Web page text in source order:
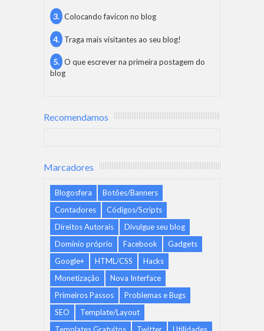
Colocando favicon no blog
Traga mais visitantes ao seu blog!
O que escrever na primeira postagem do
blog
Recomendamos
Marcadores
Blogosfera
Botões/Banners
Contadores
Códigos/Scripts
Direitos Autorais
Divulgue seu blog
Domínio próprio
Facebook
Gadgets
Google+
HTML/CSS
Hacks
Monetização
Nova Interface
Primeiros Passos
Problemas e Bugs
SEO
Template/Layout